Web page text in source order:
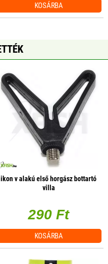
KOSÁRBA
ikon v alakú első horgász bottartó
villa
290 Ft
KOSÁRBA